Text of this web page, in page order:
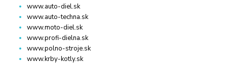
www.auto-diel.sk
www.auto-techna.sk
www.moto-diel.sk
www.profi-dielna.sk
www.polno-stroje.sk
www.krby-kotly.sk